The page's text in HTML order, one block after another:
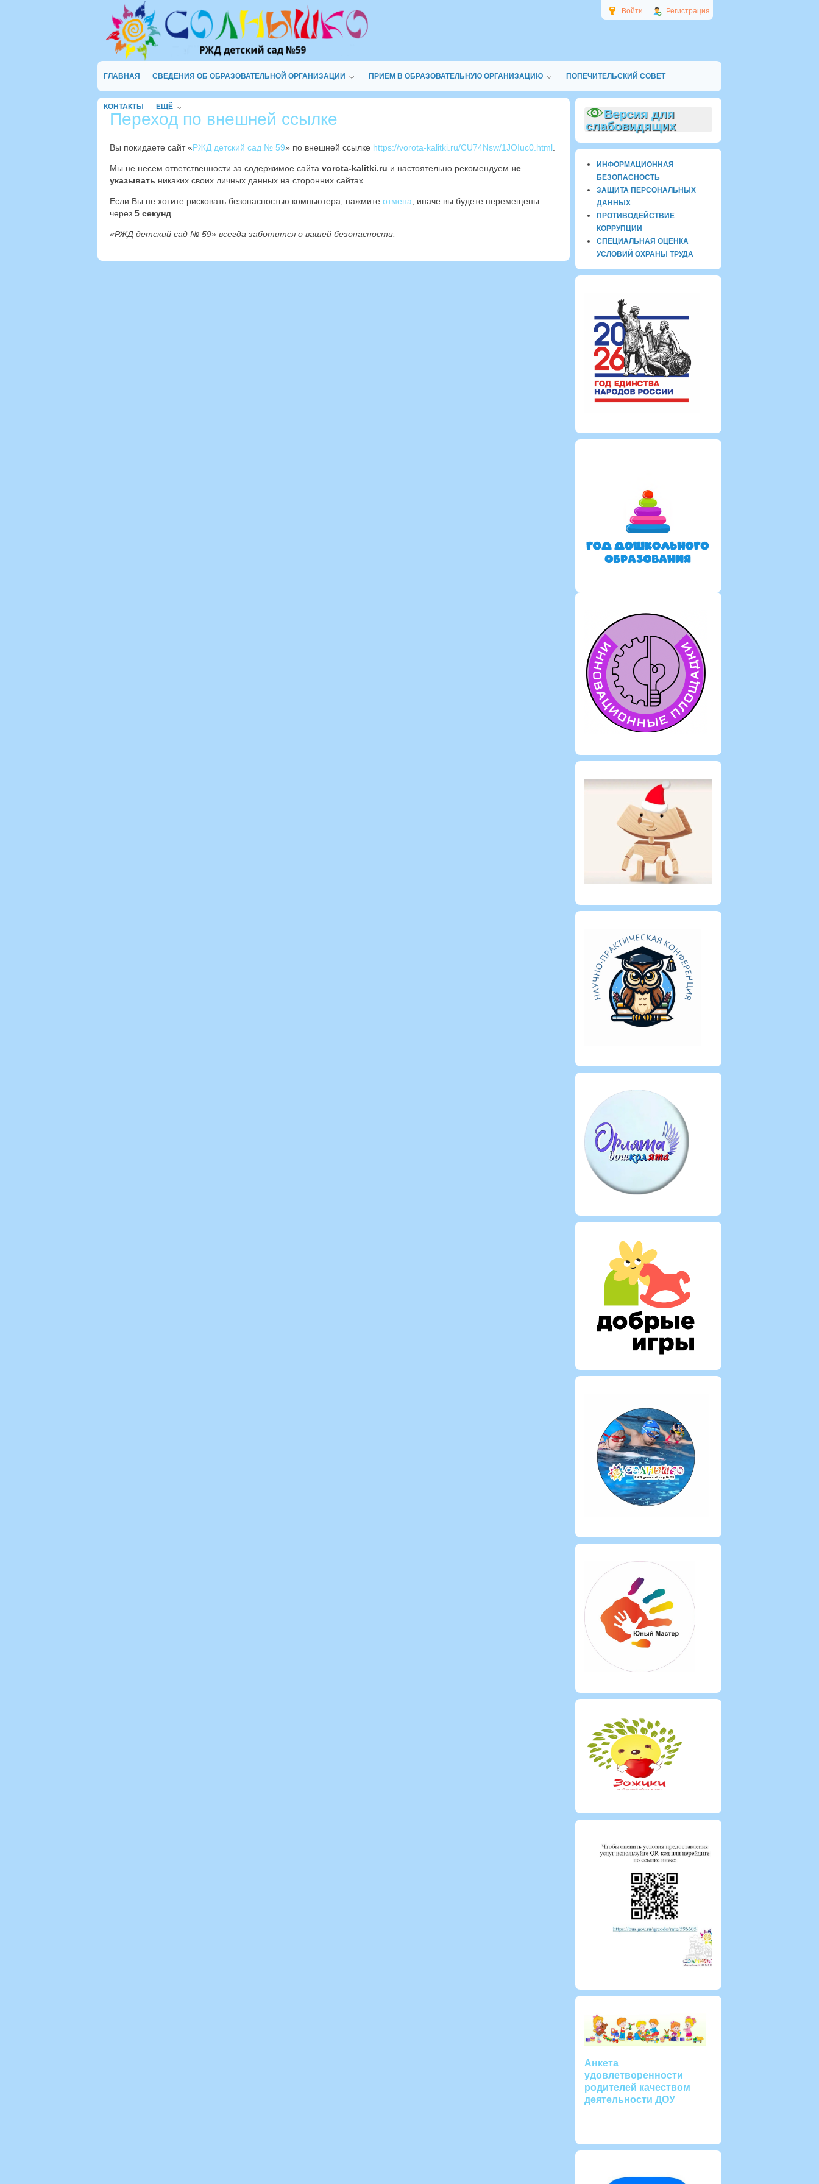
Войти Регистрация
ГЛАВНАЯ СВЕДЕНИЯ ОБ ОБРАЗОВАТЕЛЬНОЙ ОРГАНИЗАЦИИ ПРИЕМ В ОБРАЗОВАТЕЛЬНУЮ ОРГАНИЗАЦИЮ ПОПЕЧИТЕЛЬСКИЙ СОВЕТ
КОНТАКТЫ ЕЩЁ
Переход по внешней ссылке
Вы покидаете сайт «РЖД детский сад № 59» по внешней ссылке https://vorota-kalitki.ru/CU74Nsw/1JOIuc0.html
Мы не несем ответственности за содержимое сайта vorota-kalitki.ru и настоятельно рекомендуем не
указывать никаких своих личных данных на сторонних сайтах.
Если Вы не хотите рисковать безопасностью компьютера, нажмите отмена , иначе вы будете перемещены
через 4 секунд
«РЖД детский сад № 59» всегда заботится о вашей безопасности.
Версия для
слабовидящих
ИНФОРМАЦИОННАЯ
БЕЗОПАСНОСТЬ
ЗАЩИТА ПЕРСОНАЛЬНЫХ
ДАННЫХ
ПРОТИВОДЕЙСТВИЕ
КОРРУПЦИИ
СПЕЦИАЛЬНАЯ ОЦЕНКА
УСЛОВИЙ ОХРАНЫ ТРУДА
Анкета
удовлетворенности
родителей качеством
деятельности ДОУ